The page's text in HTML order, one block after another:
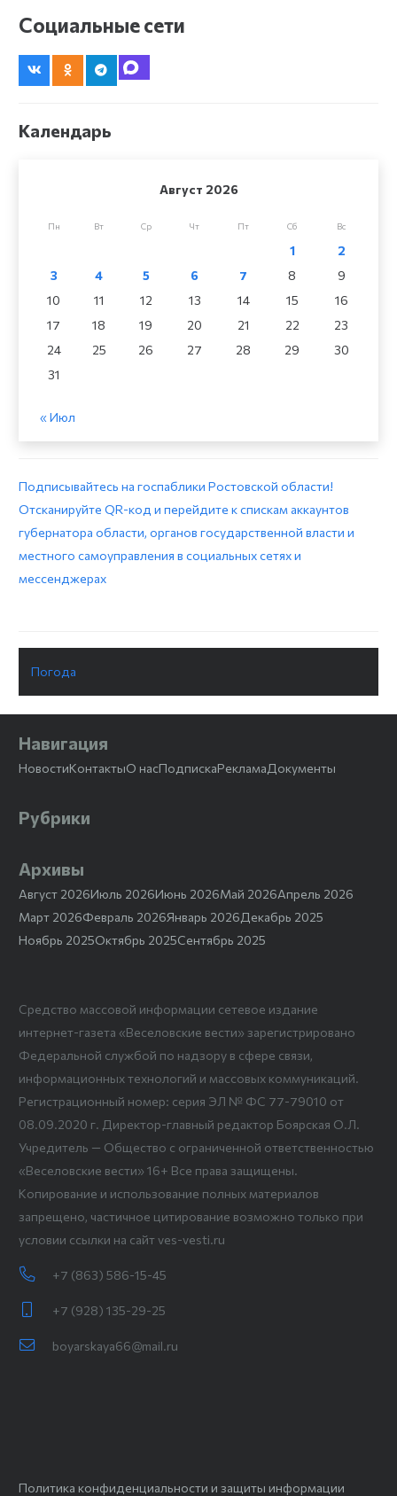
Социальные сети
Календарь
Август 2026
Пн Вт Ср Чт Пт Сб Вс
1
2
3
4 5 6 7 8
9
10
11 12 13 14 15
16
17
18 19 20 21 22
23
24
25 26 27 28 29
30
31
« Июл
Подписывайтесь на госпаблики Ростовской области!
Отсканируйте QR-код и перейдите к спискам аккаунтов
губернатора области, органов государственной власти и
местного самоуправления в социальных сетях и
мессенджерах
Погода
Навигация
НовостиКонтактыО насПодпискаРекламаДокументы
Рубрики
Архивы
Август 2026Июль 2026Июнь 2026Май 2026Апрель 2026
Март 2026Февраль 2026Январь 2026Декабрь 2025
Ноябрь 2025Октябрь 2025Сентябрь 2025
Средство массовой информации сетевое издание
интернет-газета «Веселовские вести» зарегистрировано
Федеральной службой по надзору в сфере связи,
информационных технологий и массовых коммуникаций.
Регистрационный номер: серия ЭЛ № ФС 77-79010 от
08.09.2020 г. Директор-главный редактор Боярская О.Л.
Учредитель — Общество с ограниченной ответственностью
«Веселовские вести» 16+ Все права защищены.
Копирование и использование полных материалов
запрещено, частичное цитирование возможно только при
условии ссылки на сайт ves-vesti.ru
+7 (863) 586-15-45
+7 (928) 135-29-25
boyarskaya66@mail.ru
Политика конфиденциальности и защиты информации